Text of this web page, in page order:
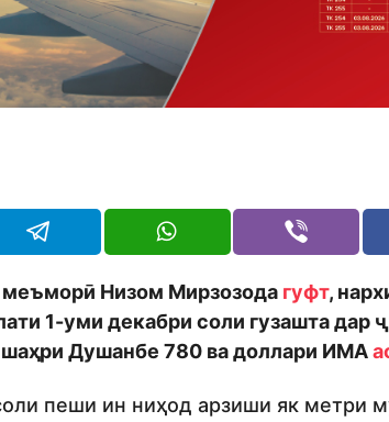
Низом Мирзозода гуфт,
1-уми декабри соли гузашта дар
Душанбе 780 ва доллари ИМА
пеши ин ниҳод арзиши як метри